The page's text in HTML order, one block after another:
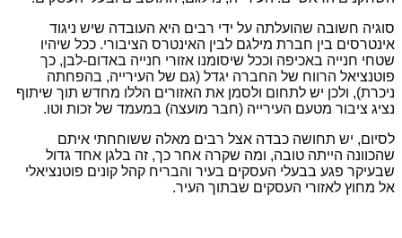
סוגיה חשובה שהועלתה על ידי רבים היא העובדה שיש ניגוד
אינטרסים בין חברת מילגם לבין האינטרס הציבורי. ככל שיהיו
שטחי חנייה באכיפה וככל שיסומנו אזורי חנייה באדום-לבן, כך
פוטנציאל הרווח של החברה יגדל (גם של העירייה, בהפחתה
ניכרת), ולכן יש לתחום ולסמן את האזורים הללו מחדש תוך שיתוף
נציג ציבור מטעם העירייה (חבר מועצה) במעמד של זכות וטו.
לסיום, יש תחושה כבדה אצל רבים מאלה ששוחחתי איתם
שהכוונה הייתה טובה, ומה שקרה אחר כך, זה בלגן אחד גדול
שבעיקר פגע בבעלי העסקים בעיר והבריח קהל קונים פוטנציאלי
אל מחוץ לאזורי העסקים שבתוך העיר.